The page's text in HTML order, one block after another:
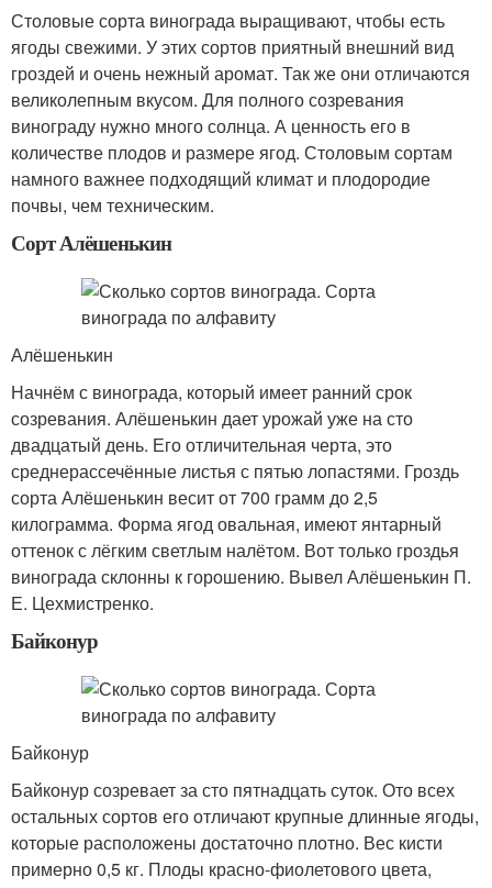
Столовые сорта винограда выращивают, чтобы есть
ягоды свежими. У этих сортов приятный внешний вид
гроздей и очень нежный аромат. Так же они отличаются
великолепным вкусом. Для полного созревания
винограду нужно много солнца. А ценность его в
количестве плодов и размере ягод. Столовым сортам
намного важнее подходящий климат и плодородие
почвы, чем техническим.
Сорт Алёшенькин
Алёшенькин
Начнём с винограда, который имеет ранний срок
созревания. Алёшенькин дает урожай уже на сто
двадцатый день. Его отличительная черта, это
среднерассечённые листья с пятью лопастями. Гроздь
сорта Алёшенькин весит от 700 грамм до 2,5
килограмма. Форма ягод овальная, имеют янтарный
оттенок с лёгким светлым налётом. Вот только гроздья
винограда склонны к горошению. Вывел Алёшенькин П.
Е. Цехмистренко.
Байконур
Байконур
Байконур созревает за сто пятнадцать суток. Ото всех
остальных сортов его отличают крупные длинные ягоды,
которые расположены достаточно плотно. Вес кисти
примерно 0,5 кг. Плоды красно-фиолетового цвета,